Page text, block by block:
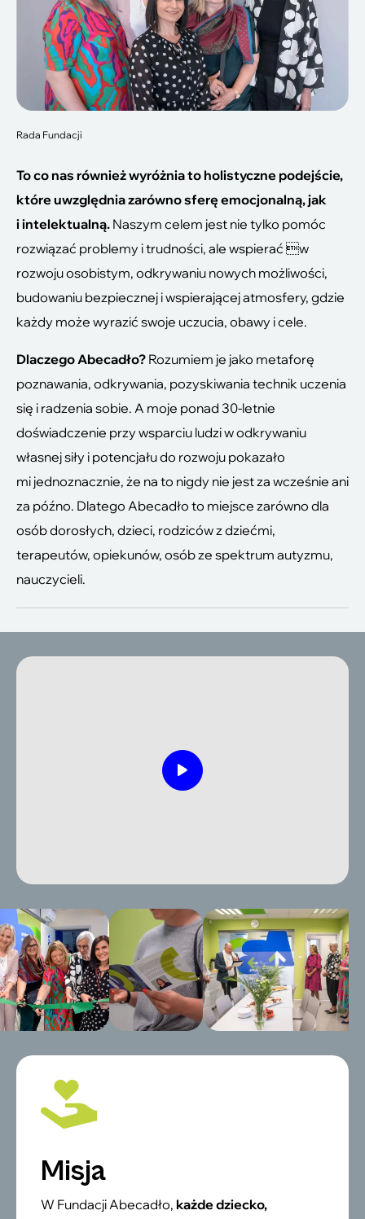
Rada Fundacji
To co nas również wyróżnia to holistyczne podejście,
które uwzględnia zarówno sferę emocjonalną, jak
i intelektualną. Naszym celem jest nie tylko pomóc
rozwiązać problemy i trudności, ale wspierać w
rozwoju osobistym, odkrywaniu nowych możliwości,
budowaniu bezpiecznej i wspierającej atmosfery, gdzie
każdy może wyrazić swoje uczucia, obawy i cele.
Dlaczego Abecadło? Rozumiem je jako metaforę
poznawania, odkrywania, pozyskiwania technik uczenia
się i radzenia sobie. A moje ponad 30-letnie
doświadczenie przy wsparciu ludzi w odkrywaniu
własnej siły i potencjału do rozwoju pokazało
mi jednoznacznie, że na to nigdy nie jest za wcześnie ani
za późno. Dlatego Abecadło to miejsce zarówno dla
osób dorosłych, dzieci, rodziców z dziećmi,
terapeutów, opiekunów, osób ze spektrum autyzmu,
nauczycieli.
Misja
W Fundacji Abecadło, każde dziecko,